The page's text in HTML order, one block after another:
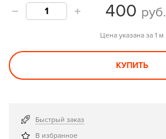
400 руб.
Цена указана за 1 м
КУПИТЬ
Быстрый заказ
В избранное